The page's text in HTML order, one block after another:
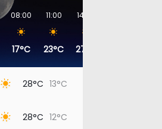
08:00
17°C
11:00
23°C
14:00
27°C
28°C 13°C
28°C 12°C